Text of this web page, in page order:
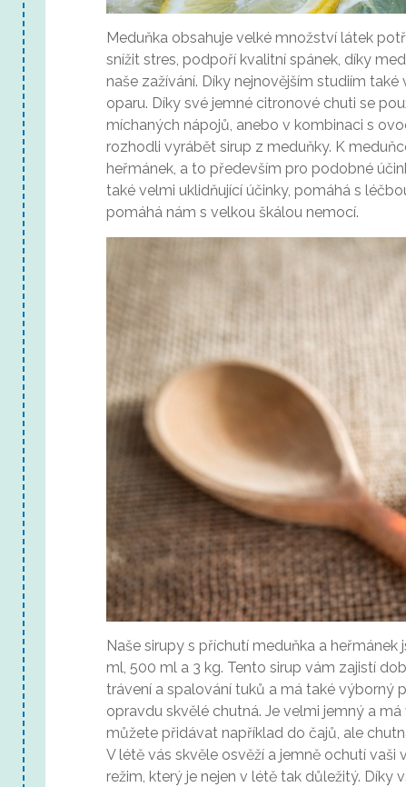
Meduňka obsahuje velké množství látek
snížit stres, podpoří kvalitní spánek, díky
naše zažívání. Díky nejnovějším studiím
oparu. Díky své jemné citronové chuti se
míchaných nápojů, anebo v kombinaci s
rozhodli vyrábět sirup z meduňky. K
heřmánek, a to především pro podobné
také velmi uklidňující účinky, pomáhá s
pomáhá nám s velkou škálou nemocí.
Naše sirupy s příchutí meduňka a
ml, 500 ml a 3 kg. Tento sirup vám zajistí
trávení a spalování tuků a má také výborný
opravdu skvělé chutná. Je velmi jemný a
můžete přidávat například do čajů, ale
V létě vás skvěle osvěží a jemně ochutí
režim, který je nejen v létě tak důležitý. Díky